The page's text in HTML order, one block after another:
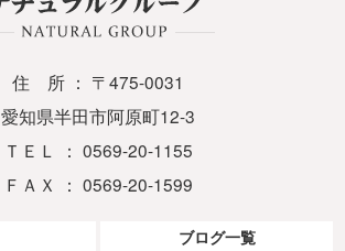
住 所 ： 〒475-0031
愛知県半田市阿原町12-3
ＴＥＬ ： 0569-20-1155
ＦＡＸ ： 0569-20-1599
ブログ一覧